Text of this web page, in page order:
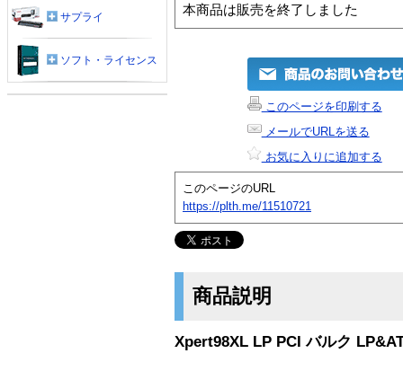
本商品は販売を終了しました
このページを印刷する
メールでURLを送る
お気に入りに追加する
このページのURL
https://plth.me/11510721
商品説明
Xpert98XL LP PCI バルク
サプライ
ソフト・ライセンス